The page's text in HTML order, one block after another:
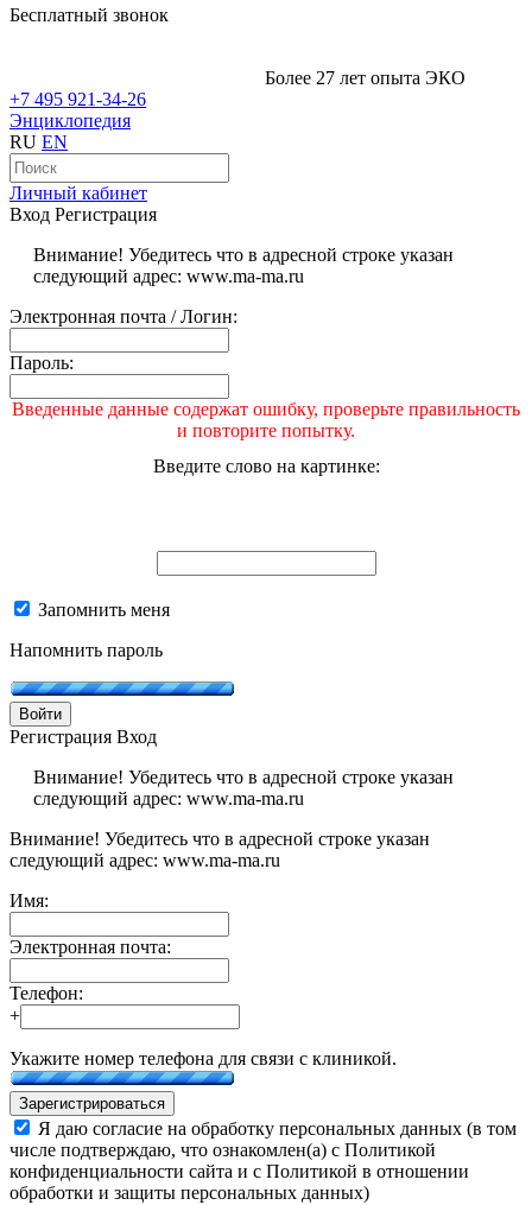
Бесплатный звонок
Более 27 лет опыта ЭКО
+7 495 921-34-26
Энциклопедия
RU EN
Личный кабинет
Вход Регистрация
Внимание! Убедитесь что в адресной строке указан
следующий адрес: www.ma-ma.ru
Электронная почта / Логин:
Пароль:
Введенные данные содержат ошибку, проверьте правильность
и повторите попытку.
Введите слово на картинке:
Запомнить меня
Напомнить пароль
Войти
Регистрация Вход
Внимание! Убедитесь что в адресной строке указан
следующий адрес: www.ma-ma.ru
Внимание! Убедитесь что в адресной строке указан
следующий адрес: www.ma-ma.ru
Имя:
Электронная почта:
Телефон:
+
Укажите номер телефона для связи с клиникой.
Зарегистрироваться
Я даю согласие на обработку персональных данных (в том
числе подтверждаю, что ознакомлен(а) с Политикой
конфиденциальности сайта и с Политикой в отношении
обработки и защиты персональных данных)